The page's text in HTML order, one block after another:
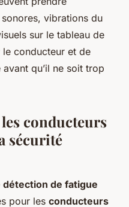
vibrations du
sur le tableau de
le conducteur et de
qu’il ne soit trop
conducteurs
sécurité
détection de fatigue
pour les conducteurs